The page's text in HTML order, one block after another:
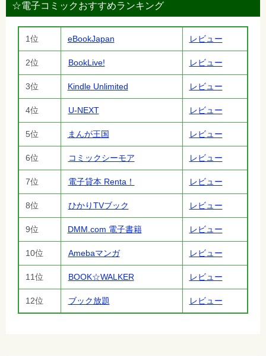
☆電子コミックおすすめランキング
1位 eBookJapan レビュー
2位 BookLive! レビュー
3位 Kindle Unlimited レビュー
4位 U-NEXT レビュー
5位 まんが王国 レビュー
6位 コミックシーモア レビュー
7位 電子貸本 Renta！ レビュー
8位 ひかりTVブック レビュー
9位 DMM.com 電子書籍 レビュー
10位 Amebaマンガ レビュー
11位 BOOK☆WALKER レビュー
12位 ブック放題 レビュー